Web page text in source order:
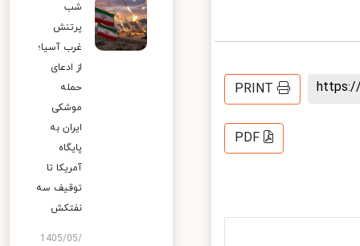
PRINT
PDF
شب
پرتنش
غرب آسیا؛
از ادعای
حمله
موشکی
ایران به
پایگاه
آمریکا تا
توقیف سه
نفتکش
1405/05/